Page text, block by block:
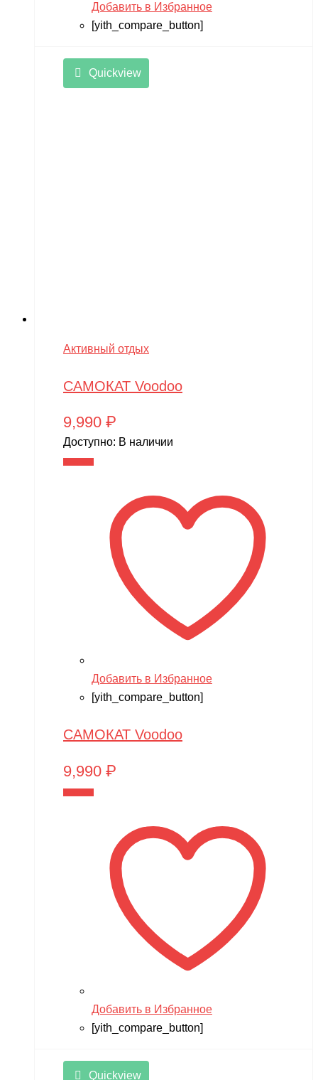
Добавить в Избранное
[yith_compare_button]
Quickview
Активный отдых
САМОКАТ Voodoo
9,990 ₽
Доступно: В наличии
Добавить в Избранное
[yith_compare_button]
САМОКАТ Voodoo
9,990 ₽
Добавить в Избранное
[yith_compare_button]
Quickview